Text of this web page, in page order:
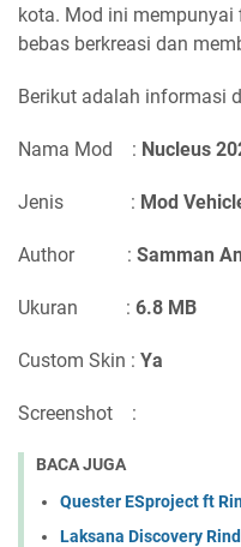
kota. Mod ini
bebas berkreasi dan
Berikut adalah informasi
Nama Mod : Nucleus
Jenis : Mod
Author : Samman
Ukuran : 6.8 MB
Custom Skin : Ya
Screenshot :
BACA JUGA
Quester ESproject ft
Laksana Discovery